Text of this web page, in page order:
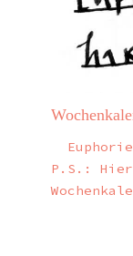
P.S.: Hier